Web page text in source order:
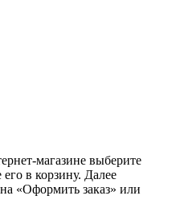
магазине выберите
в корзину. Далее
«Оформить заказ» или